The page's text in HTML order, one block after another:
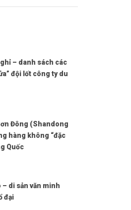
– danh sách các
đội lốt công ty du
Đông (Shandong
hàng không “đặc
Quốc
– di sản văn minh
đại